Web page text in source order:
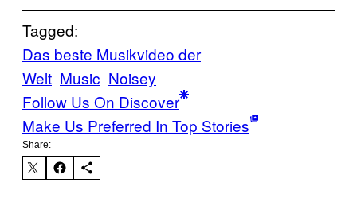
Tagged:
Das beste Musikvideo der
Welt Music Noisey
Follow Us On Discover
Make Us Preferred In Top Stories
Share: